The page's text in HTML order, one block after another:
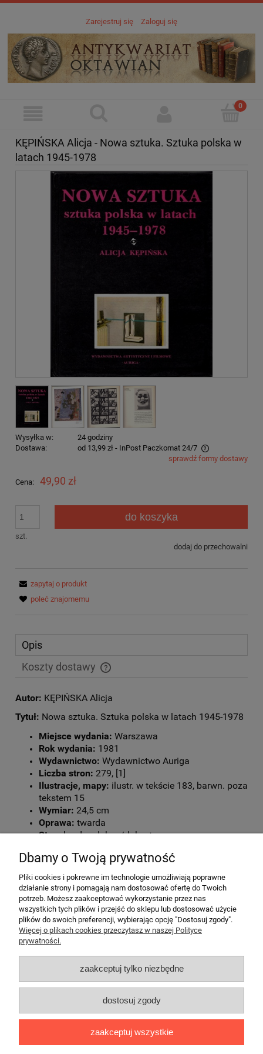
Zarejestruj się Zaloguj się
KĘPIŃSKA Alicja - Nowa sztuka. Sztuka polska w
latach 1945-1978
Wysyłka w:
24 godziny
Dostawa:
od 13,99 zł - InPost Paczkomat 24/7
Cena nie zawiera ewentualnych kosztów płatnościsprawdź formy dostawy
Cena: 49,90 zł
szt.
do koszyka
dodaj do przechowalni
zapytaj o produkt
poleć znajomemu
Opis
Koszty dostawy
Cena nie zawiera ewentualnych kosztów płatności
Autor: KĘPIŃSKA Alicja
Tytuł: Nowa sztuka. Sztuka polska w latach 1945-1978
Miejsce wydania: Warszawa
Rok wydania: 1981
Wydawnictwo: Wydawnictwo Auriga
Liczba stron: 279, [1]
Ilustracje, mapy: ilustr. w tekście 183, barwn. poza
tekstem 15
Wymiar: 24,5 cm
Oprawa: twarda
Stan:bardzo dobry-/dobry+
Zawiera również przypisy oraz indeks osób.
Pomoc
Informacje
Moje konto
Dbamy o Twoją prywatność
Pliki cookies i pokrewne im technologie umożliwiają poprawne
działanie strony i pomagają nam dostosować ofertę do Twoich
potrzeb. Możesz zaakceptować wykorzystanie przez nas
wszystkich tych plików i przejść do sklepu lub dostosować użycie
plików do swoich preferencji, wybierając opcję "Dostosuj zgody".
Więcej o plikach cookies przeczytasz w naszej Polityce
prywatności.
zaakceptuj tylko niezbędne
dostosuj zgody
zaakceptuj wszystkie